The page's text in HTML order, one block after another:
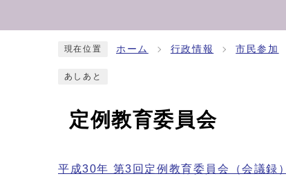
現在位置 ホーム 行政情報 市民参加
あしあと
定例教育委員会
平成30年 第3回定例教育委員会（会議録）